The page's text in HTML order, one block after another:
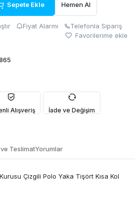
Sepete Ekle Hemen Al
Fiyat Alarmı
Telefonla Sipariş
Favorilerime ekle
Alışveriş İade ve Değişim
TeslimatYorumlar
Çizgili Polo Yaka Tişört Kısa Kol